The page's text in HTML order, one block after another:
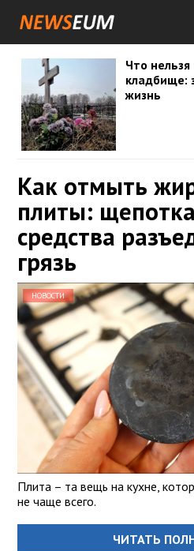
Что
кладбище:
жизнь
Как отмыть
плиты:
средства
грязь
НОВОСТИ
Плита – та вещь на кухне,
не чаще всего.
ЧИТАТЬ